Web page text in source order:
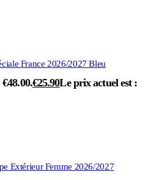
France 2026/2027 Bleu
€25.90Le prix actuel est :
Extérieur Femme 2026/2027